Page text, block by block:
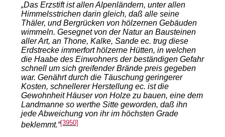
„Das Erzstift ist allen Alpenländern, unter allen
Himmelsstrichen darin gleich, daß alle seine
Thäler, und Bergrücken von hölzernen Gebäuden
wimmeln. Gesegnet von der Natur an Bausteinen
aller Art, an Thone, Kalke, Sande ec. trug diese
Erdstrecke immerfort hölzerne Hütten, in welchen
die Haabe des Einwohners der beständigen Gefahr
schnell um sich greifender Brände preis gegeben
war. Genährt durch die Täuschung geringerer
Kosten, schnellerer Herstellung ec. ist die
Gewohnheit Häuser von Holze zu bauen, eine dem
Landmanne so werthe Sitte geworden, daß ihn
jede Abweichung von ihr im höchsten Grade
beklemmt.“[3950]